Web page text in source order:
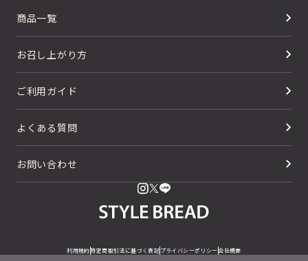
商品一覧
お召し上がり方
ご利用ガイド
よくある質問
お問い合わせ
利用規約特定商取引法に基づく表記プライバシーポリシー会社概要